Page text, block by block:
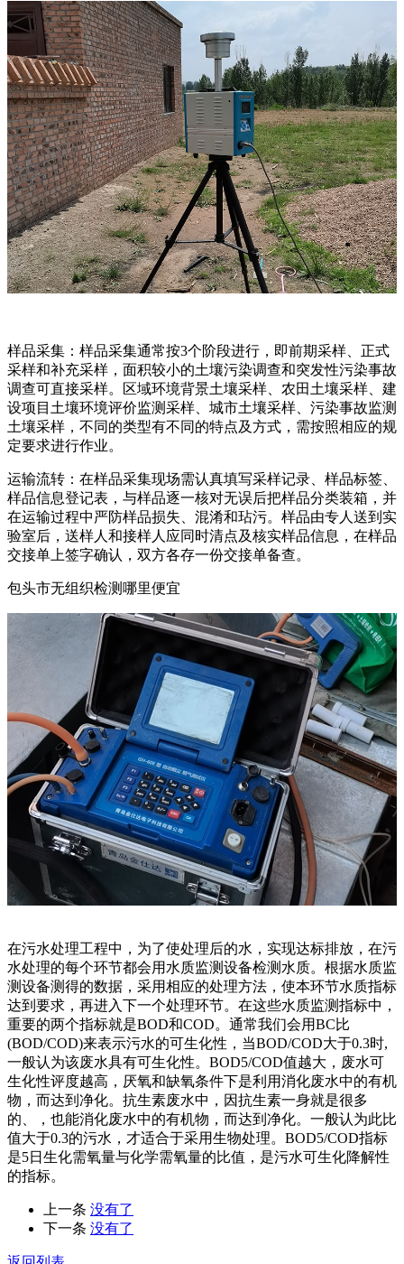
样品采集：样品采集通常按3个阶段进行，即前期采样、正式
采样和补充采样，面积较小的土壤污染调查和突发性污染事故
调查可直接采样。区域环境背景土壤采样、农田土壤采样、建
设项目土壤环境评价监测采样、城市土壤采样、污染事故监测
土壤采样，不同的类型有不同的特点及方式，需按照相应的规
定要求进行作业。
运输流转：在样品采集现场需认真填写采样记录、样品标签、
样品信息登记表，与样品逐一核对无误后把样品分类装箱，并
在运输过程中严防样品损失、混淆和玷污。样品由专人送到实
验室后，送样人和接样人应同时清点及核实样品信息，在样品
交接单上签字确认，双方各存一份交接单备查。
包头市无组织检测哪里便宜
在污水处理工程中，为了使处理后的水，实现达标排放，在污
水处理的每个环节都会用水质监测设备检测水质。根据水质监
测设备测得的数据，采用相应的处理方法，使本环节水质指标
达到要求，再进入下一个处理环节。在这些水质监测指标中，
重要的两个指标就是BOD和COD。通常我们会用BC比
(BOD/COD)来表示污水的可生化性，当BOD/COD大于0.3时,
一般认为该废水具有可生化性。BOD5/COD值越大，废水可
生化性评度越高，厌氧和缺氧条件下是利用消化废水中的有机
物，而达到净化。抗生素废水中，因抗生素一身就是很多
的、，也能消化废水中的有机物，而达到净化。一般认为此比
值大于0.3的污水，才适合于采用生物处理。BOD5/COD指标
是5日生化需氧量与化学需氧量的比值，是污水可生化降解性
的指标。
上一条 没有了
下一条 没有了